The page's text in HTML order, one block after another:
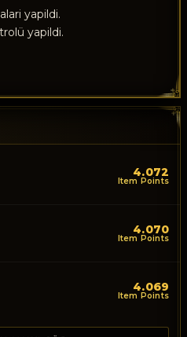
4.072
Item Points
4.070
Item Points
4.069
Item Points
yapildi.
yapildi.